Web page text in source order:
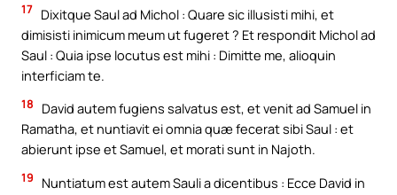
17 Dixitque Saul ad Michol : Quare sic illusisti mihi, et
dimisisti inimicum meum ut fugeret ? Et respondit Michol ad
Saul : Quia ipse locutus est mihi : Dimitte me, alioquin
interficiam te.
18
David autem fugiens salvatus est, et venit ad Samuel in
Ramatha, et nuntiavit ei omnia quæ fecerat sibi Saul : et
abierunt ipse et Samuel, et morati sunt in Najoth.
19
Nuntiatum est autem Sauli a dicentibus : Ecce David in